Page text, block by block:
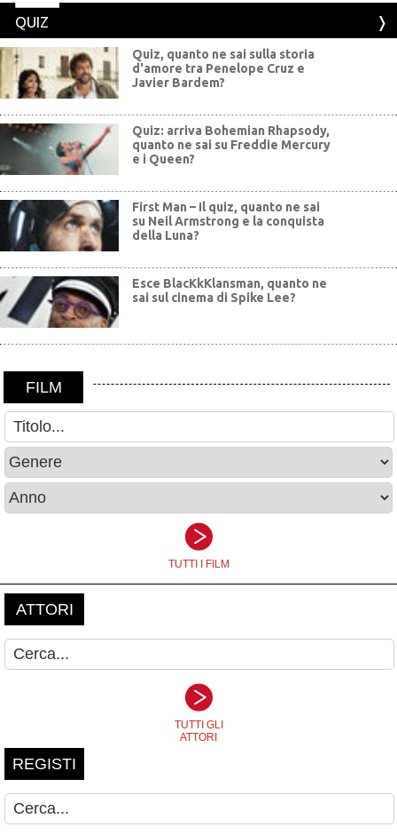
QUIZ
Quiz, quanto ne sai sulla storia
d'amore tra Penelope Cruz e
Javier Bardem?
Quiz: arriva Bohemian Rhapsody,
quanto ne sai su Freddie Mercury
e i Queen?
First Man – Il quiz, quanto ne sai
su Neil Armstrong e la conquista
della Luna?
Esce BlacKkKlansman, quanto ne
sai sul cinema di Spike Lee?